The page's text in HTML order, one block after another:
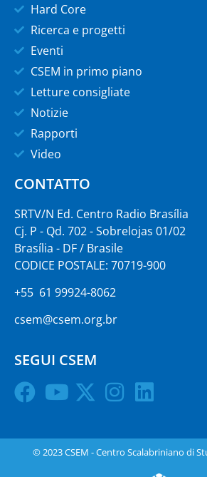
Hard Core
Ricerca e progetti
Eventi
CSEM in primo piano
Letture consigliate
Notizie
Rapporti
Video
CONTATTO
SRTV/N Ed. Centro Radio Brasília
Cj. P - Qd. 702 - Sobrelojas 01/02
Brasília - DF / Brasile
CODICE POSTALE: 70719-900
+55 61 99924-8062
csem@csem.org.br
SEGUI CSEM
© 2023 CSEM - Centro Scalabriniano di